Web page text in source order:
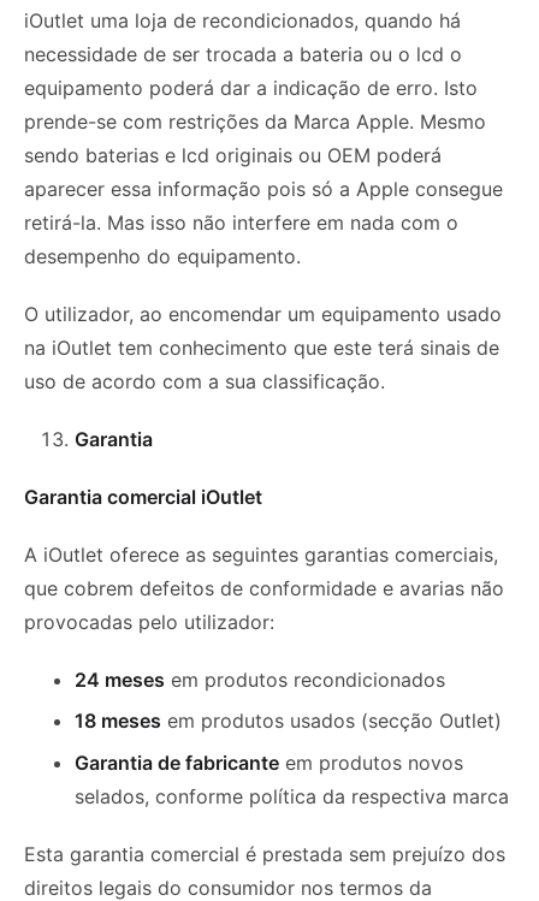
iOutlet uma loja de recondicionados, quando há
necessidade de ser trocada a bateria ou o lcd o
equipamento poderá dar a indicação de erro. Isto
prende-se com restrições da Marca Apple. Mesmo
sendo baterias e lcd originais ou OEM poderá
aparecer essa informação pois só a Apple consegue
retirá-la. Mas isso não interfere em nada com o
desempenho do equipamento.
O utilizador, ao encomendar um equipamento usado
na iOutlet tem conhecimento que este terá sinais de
uso de acordo com a sua classificação.
Garantia
Garantia comercial iOutlet
A iOutlet oferece as seguintes garantias comerciais,
que cobrem defeitos de conformidade e avarias não
provocadas pelo utilizador:
24 meses em produtos recondicionados
18 meses em produtos usados (secção Outlet)
Garantia de fabricante em produtos novos
selados, conforme política da respectiva marca
Esta garantia comercial é prestada sem prejuízo dos
direitos legais do consumidor nos termos da